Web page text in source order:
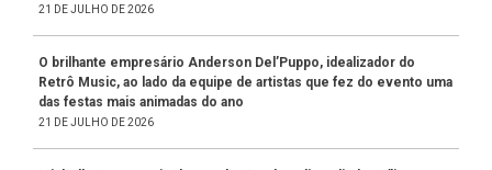
21 DE JULHO DE 2026
O brilhante empresário Anderson Del’Puppo, idealizador do
Retrô Music, ao lado da equipe de artistas que fez do evento uma
das festas mais animadas do ano
21 DE JULHO DE 2026